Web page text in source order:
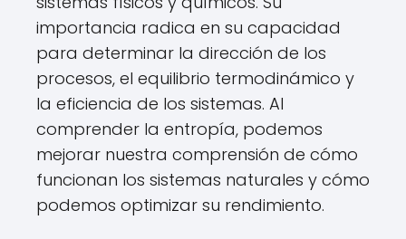
importancia radica en su capacidad
para determinar la dirección de los
procesos, el equilibrio termodinámico y
la eficiencia de los sistemas. Al
comprender la entropía, podemos
mejorar nuestra comprensión de cómo
funcionan los sistemas naturales y cómo
podemos optimizar su rendimiento.